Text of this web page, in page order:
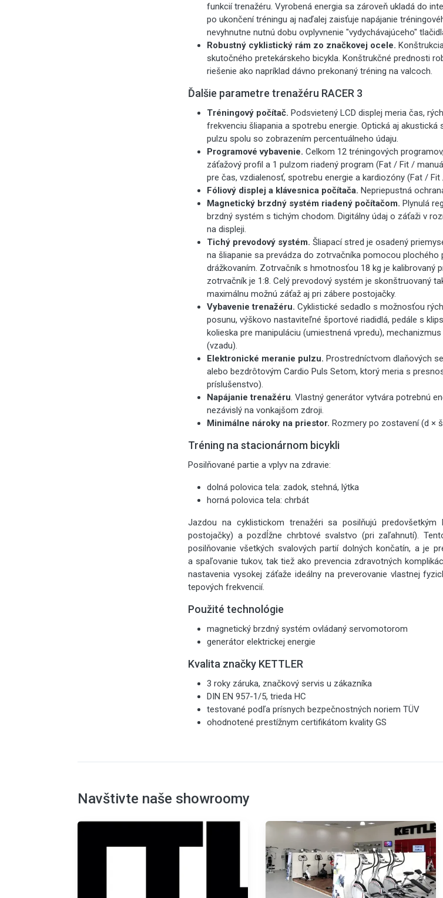
funkcií trenažéru. Vyrobená energia sa zároveň ukladá do
po ukončení tréningu aj naďalej zaisťuje napájanie
nevyhnutne nutnú dobu ovplyvnenie "vydychávajúceho"
Robustný cyklistický rám zo značkovej ocele.
skutočného pretekárskeho bicykla. Konštrukčné prednosti
riešenie ako napríklad dávno prekonaný tréning na valcoch.
Ďalšie parametre trenažéru RACER 3
Tréningový počítač. Podsvietený LCD displej meria čas,
frekvenciu šliapania a spotrebu energie. Optická aj
pulzu spolu so zobrazením percentuálneho údaju.
Programové vybavenie. Celkom 12 tréningových
záťažový profil a 1 pulzom riadený program (Fat / Fit /
pre čas, vzdialenosť, spotrebu energie a kardiozóny (Fat / Fit
Fóliový displej a klávesnica počítača. Nepriepustná
Magnetický brzdný systém riadený počítačom. Plynulá
brzdný systém s tichým chodom. Digitálny údaj o záťaži v
na displeji.
Tichý prevodový systém. Šliapací stred je osadený
na šliapanie sa prevádza do zotrvačníka pomocou
drážkovaním. Zotrvačník s hmotnosťou 18 kg je kalibrovaný
zotrvačník je 1:8. Celý prevodový systém je skonštruovaný
maximálnu možnú záťaž aj pri zábere postojačky.
Vybavenie trenažéru. Cyklistické sedadlo s možnosťou
posunu, výškovo nastaviteľné športové riadidlá, pedále s
kolieska pre manipuláciu (umiestnená vpredu),
(vzadu).
Elektronické meranie pulzu. Prostredníctvom dlaňových
alebo bezdrôtovým Cardio Puls Setom, ktorý meria s
príslušenstvo).
Napájanie trenažéru. Vlastný generátor vytvára potrebnú
nezávislý na vonkajšom zdroji.
Minimálne nároky na priestor. Rozmery po zostavení (d ×
Tréning na stacionárnom bicykli
Posilňované partie a vplyv na zdravie:
dolná polovica tela: zadok, stehná, lýtka
horná polovica tela: chrbát
Jazdou na cyklistickom trenažéri sa posilňujú
postojačky) a pozdĺžne chrbtové svalstvo (pri zaľahnutí).
posilňovanie všetkých svalových partií dolných končatín, a je
a spaľovanie tukov, tak tiež ako prevencia zdravotných
nastavenia vysokej záťaže ideálny na preverovanie vlastnej
tepových frekvencií.
Použité technológie
magnetický brzdný systém ovládaný servomotorom
generátor elektrickej energie
Kvalita značky KETTLER
3 roky záruka, značkový servis u zákazníka
DIN EN 957-1/5, trieda HC
testované podľa prísnych bezpečnostných noriem TÜV
ohodnotené prestížnym certifikátom kvality GS
Navštivte naše showroomy